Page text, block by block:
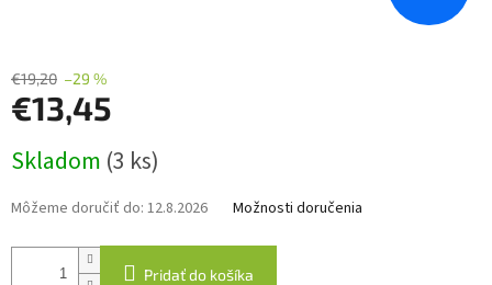
€19,20 –29 %
€13,45
cena:
Skladom (3 ks)
Môžeme doručiť do: 12.8.2026 Možnosti doručenia
Pridať do košíka